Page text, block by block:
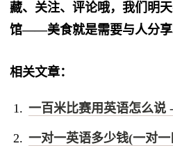
藏、关注、评论哦，我们明
馆——美食就是需要与人分享
相关文章：
一百米比赛用英语怎么说
一对一英语多少钱(一对